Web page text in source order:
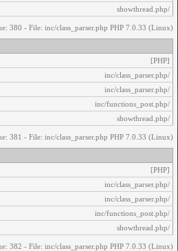
/showthread.php
380 - File: inc/class_parser.php PHP 7.0.33 (Linux)
[PHP]
/inc/class_parser.php
/inc/class_parser.php
/inc/functions_post.php
/showthread.php
381 - File: inc/class_parser.php PHP 7.0.33 (Linux)
[PHP]
/inc/class_parser.php
/inc/class_parser.php
/inc/functions_post.php
/showthread.php
382 - File: inc/class_parser.php PHP 7.0.33 (Linux)